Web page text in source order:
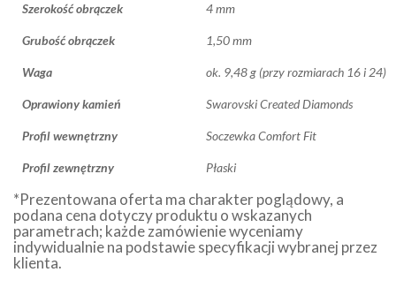
Szerokość obrączek 4 mm
Grubość obrączek 1,50 mm
Waga ok. 9,48 g (przy rozmiarach 16 i 24)
Oprawiony kamień Swarovski Created Diamonds
Profil wewnętrzny Soczewka Comfort Fit
Profil zewnętrzny Płaski
*Prezentowana oferta ma charakter poglądowy, a
podana cena dotyczy produktu o wskazanych
parametrach; każde zamówienie wyceniamy
indywidualnie na podstawie specyfikacji wybranej przez
klienta.